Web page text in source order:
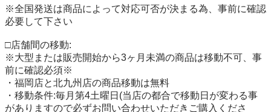
※全国発送は商品によって対応可否が決まる為、事前に確認
必要して下さい
□店舗間の移動:
※大型または販売開始から3ヶ月未満の商品は移動不可、事
前に確認必須※
・福岡店と北九州店の商品移動は無料
・移動条件:毎月第4土曜日(当店の都合で移動日が変わる事
がありますので必ずお問い合わせいただきご購入くださ